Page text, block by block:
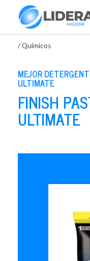
/Químicos
MEJOR
ULTIMATE
FINISH
ULTIMATE